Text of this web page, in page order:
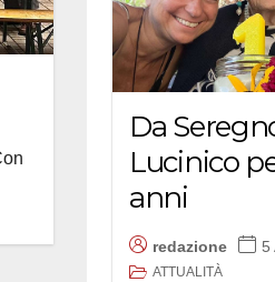
Da
Lucinico
anni
redazione 5
ATTUALITÀ